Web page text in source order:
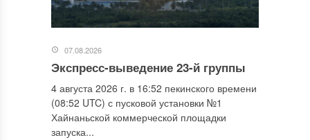
07.08.2026
Экспресс-выведение 23-й группы
4 августа 2026 г. в 16:52 пекинского времени
(08:52 UTC) с пусковой установки №1
Хайнаньской коммерческой площадки
запуска...